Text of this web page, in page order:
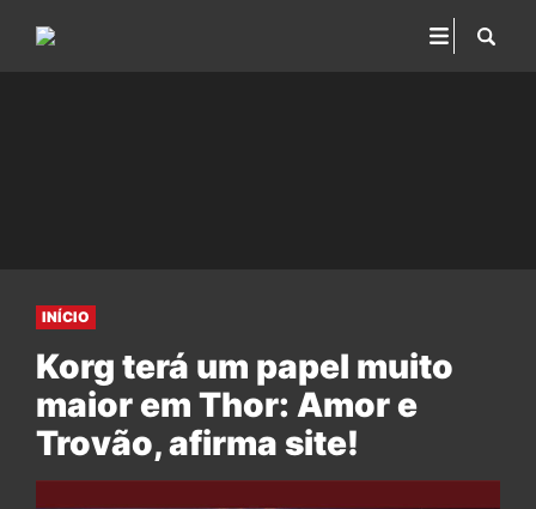
INÍCIO
Korg terá um papel muito
maior em Thor: Amor e
Trovão, afirma site!